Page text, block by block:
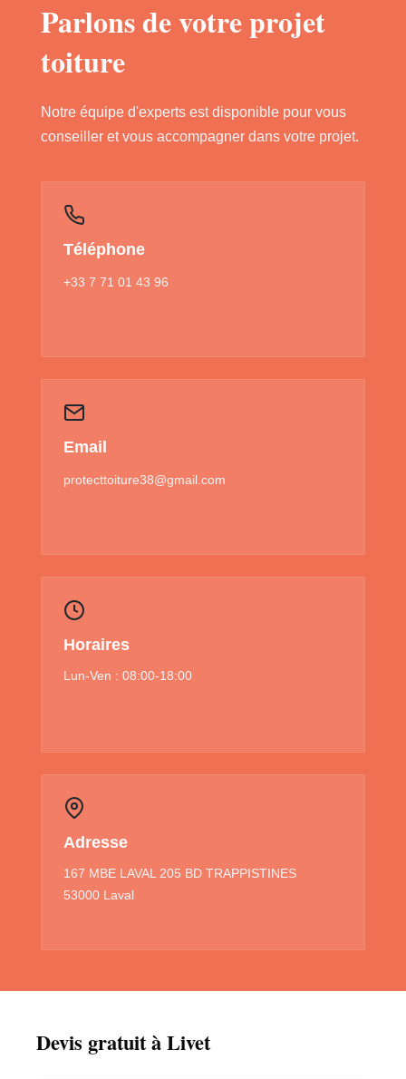
Parlons de votre projet
toiture
Notre équipe d'experts est disponible pour vous
conseiller et vous accompagner dans votre projet.
Téléphone
+33 7 71 01 43 96
Email
protecttoiture38@gmail.com
Horaires
Lun-Ven : 08:00-18:00
Adresse
167 MBE LAVAL 205 BD TRAPPISTINES
53000 Laval
Devis gratuit à Livet